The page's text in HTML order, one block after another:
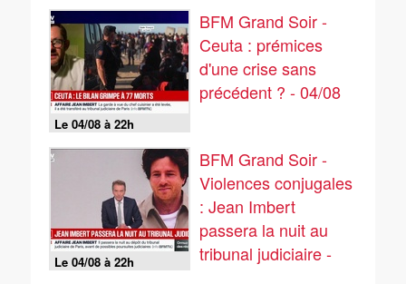
Le 04/08 à 22h
BFM Grand Soir -
Ceuta : prémices
d'une crise sans
précédent ? - 04/08
Le 04/08 à 22h
BFM Grand Soir -
Violences conjugales
: Jean Imbert
passera la nuit au
tribunal judiciaire -